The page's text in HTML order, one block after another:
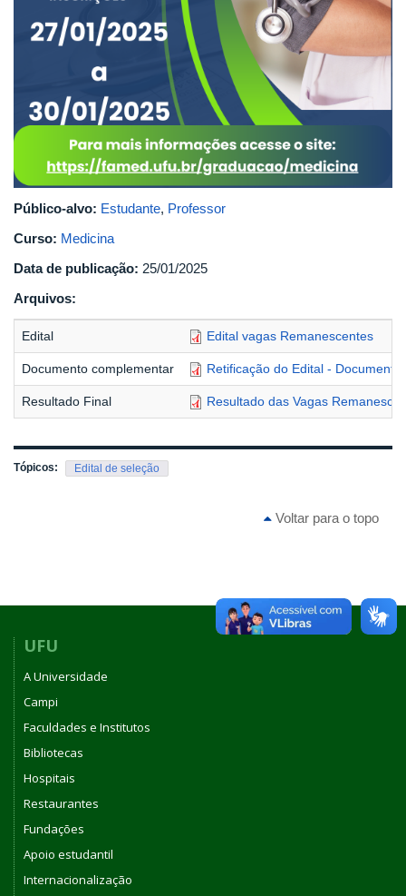
Público-alvo: Estudante, Professor
Curso: Medicina
Data de publicação: 25/01/2025
Arquivos:
Edital Edital vagas Remanescentes
Documento complementar Retificação do Edital -
Resultado Final Resultado das Vagas
Tópicos: Edital de seleção
Voltar para o topo
UFU
A Universidade
Campi
Faculdades e Institutos
Bibliotecas
Hospitais
Restaurantes
Fundações
Apoio estudantil
Internacionalização